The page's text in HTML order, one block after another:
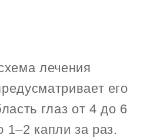
лечения
его
глаз от 4 до 6
1–2 капли за раз.